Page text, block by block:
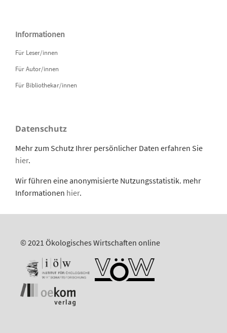
Informationen
Für Leser/innen
Für Autor/innen
Für Bibliothekar/innen
Datenschutz
Mehr zum Schutz Ihrer persönlicher Daten erfahren Sie
hier.
Wir führen eine anonymisierte Nutzungsstatistik. mehr
Informationen hier.
© 2021 Ökologisches Wirtschaften online